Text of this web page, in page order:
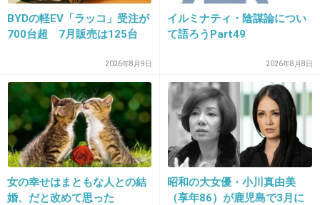
結局スキャンダル発覚しようが何しようが関係
ないんだね
二の元カレが週刊文春に告白
girlschannel.net
HKT48・指原莉乃、二股交際していた！第二の元カレが週刊文春に告白
+41
BYDの軽EV「ラッコ」受注が
700台超 7月販売は125台
2026年8月9日
イルミナティ・陰謀論につい
て語ろうPart49
2026年8月8日
女の幸せはまともな人との結
婚、だと改めて思った
昭和の大女優・小川真由美
（享年86）が鹿児島で3月に